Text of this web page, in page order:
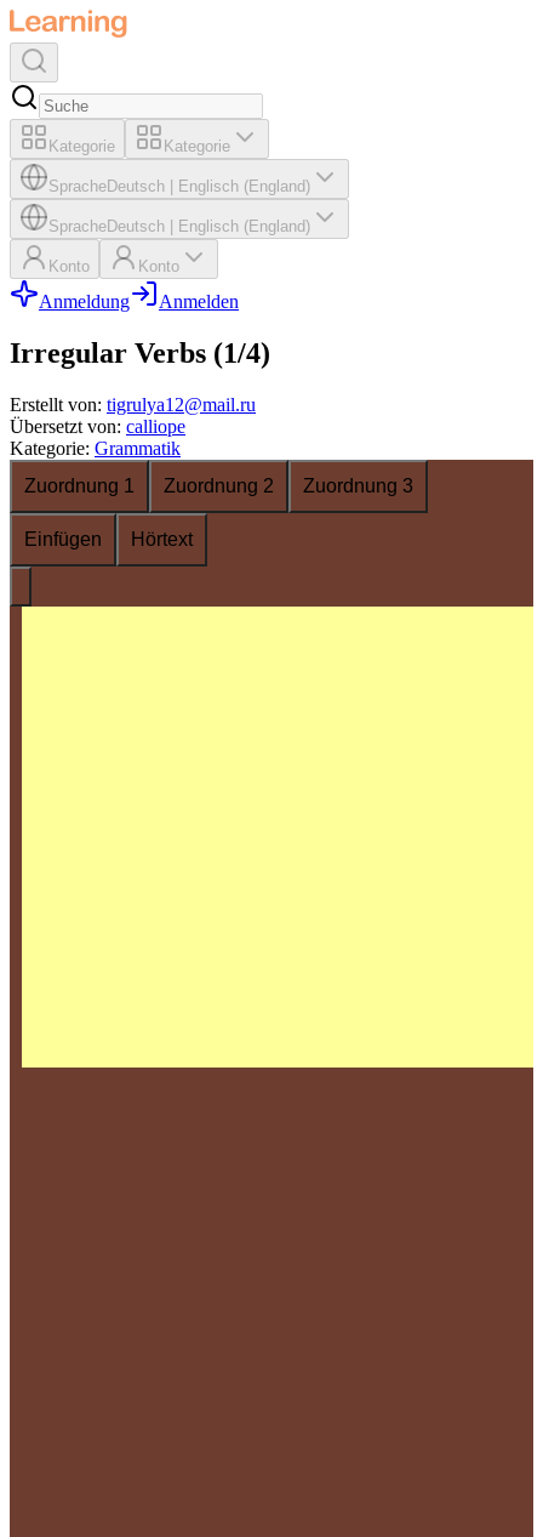
Kategorie Kategorie
SpracheDeutsch Englisch (England)
SpracheDeutsch Englisch (England)
Konto Konto
Anmeldung Anmelden
Irregular Verbs (1/4)
Erstellt von: tigrulya12@mail.ru
Übersetzt von: calliope
Kategorie: Grammatik
Zuordnung 1
Zuordnung 2 Zuordnung 3
Einfügen Hörtext